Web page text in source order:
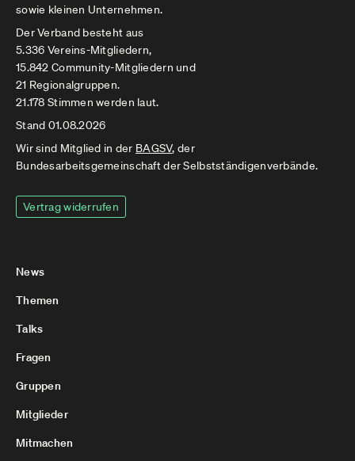
sowie kleinen Unternehmen.
Der Verband besteht aus
5.336 Vereins-Mitgliedern,
15.842 Community-Mitgliedern und
21 Regionalgruppen.
21.178 Stimmen werden laut.
Stand 01.08.2026
Wir sind Mitglied in der BAGSV, der
Bundesarbeitsgemeinschaft der Selbstständigenverbände.
Vertrag widerrufen
News
Themen
Talks
Fragen
Gruppen
Mitglieder
Mitmachen